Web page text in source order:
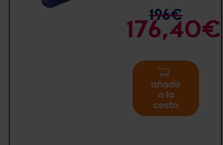
196€
176,40€
añadir
a la
cesta